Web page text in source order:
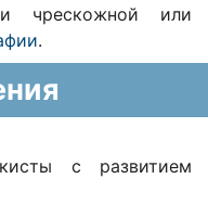
чрескожной или
.
с развитием